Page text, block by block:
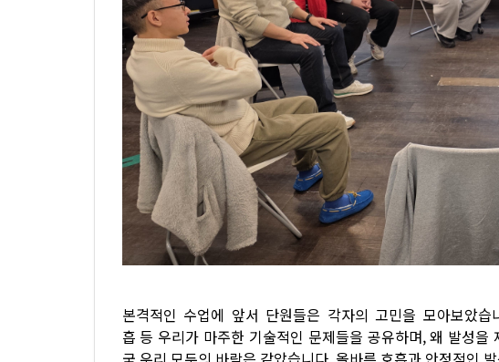
본격적인 수업에 앞서 단원들은 각자의 고민을 모아보았
흡 등 우리가 마주한 기술적인 문제들을 공유하며, 왜 발성